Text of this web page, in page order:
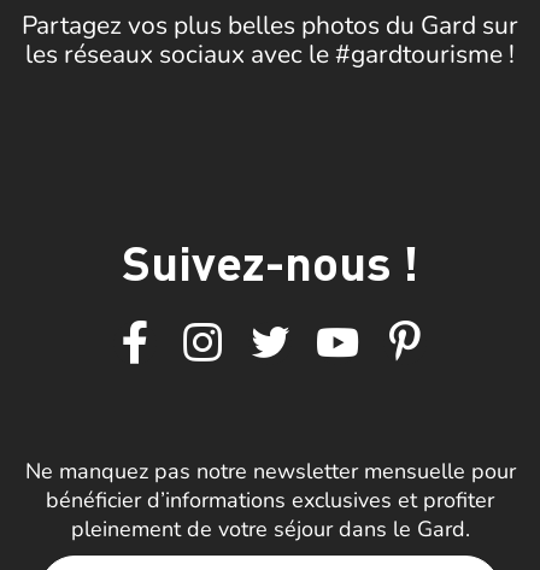
Partagez vos plus belles photos du Gard sur
les réseaux sociaux avec le #gardtourisme !
Suivez-nous !
Ne manquez pas notre newsletter mensuelle pour
bénéficier d’informations exclusives et profiter
pleinement de votre séjour dans le Gard.